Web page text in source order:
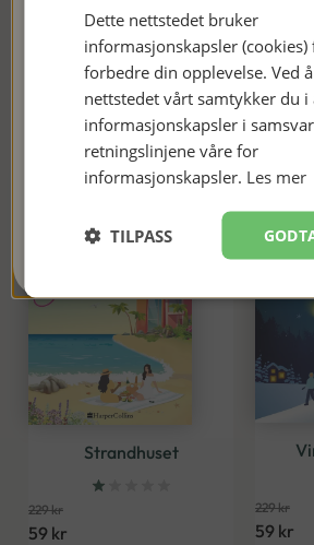
KJØP
59kr
Strandhuset
229kr
59 kr
229kr
59 kr
med informasjon om nye bøker og
JEG ER MED!
Nei takk, kanskje
Dette nettstedet bruker
informasjonskapsler (cookies)
forbedre din opplevelse. Ved
nettstedet vårt samtykker du i
informasjonskapsler i
retningslinjene våre for
informasjonskapsler. Les mer
TILPASS